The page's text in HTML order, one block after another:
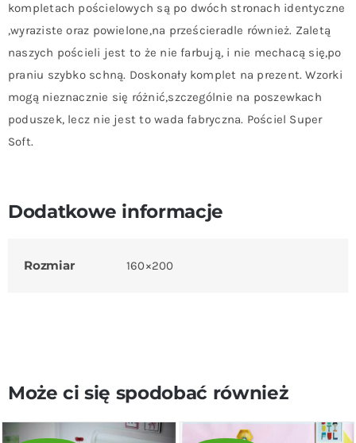
kompletach pościelowych są po dwóch stronach identyczne
,wyraziste oraz powielone,na prześcieradle również. Zaletą
naszych pościeli jest to że nie farbują, i nie mechacą się,po
praniu szybko schną. Doskonały komplet na prezent. Wzorki
mogą nieznacznie się różnić,szczególnie na poszewkach
poduszek, lecz nie jest to wada fabryczna. Pościel Super
Soft.
Dodatkowe informacje
Rozmiar 160×200
Może ci się spodobać również